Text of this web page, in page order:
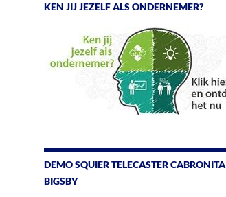
KEN JIJ JEZELF ALS ONDERNEMER?
DEMO SQUIER TELECASTER CABRONITA
BIGSBY